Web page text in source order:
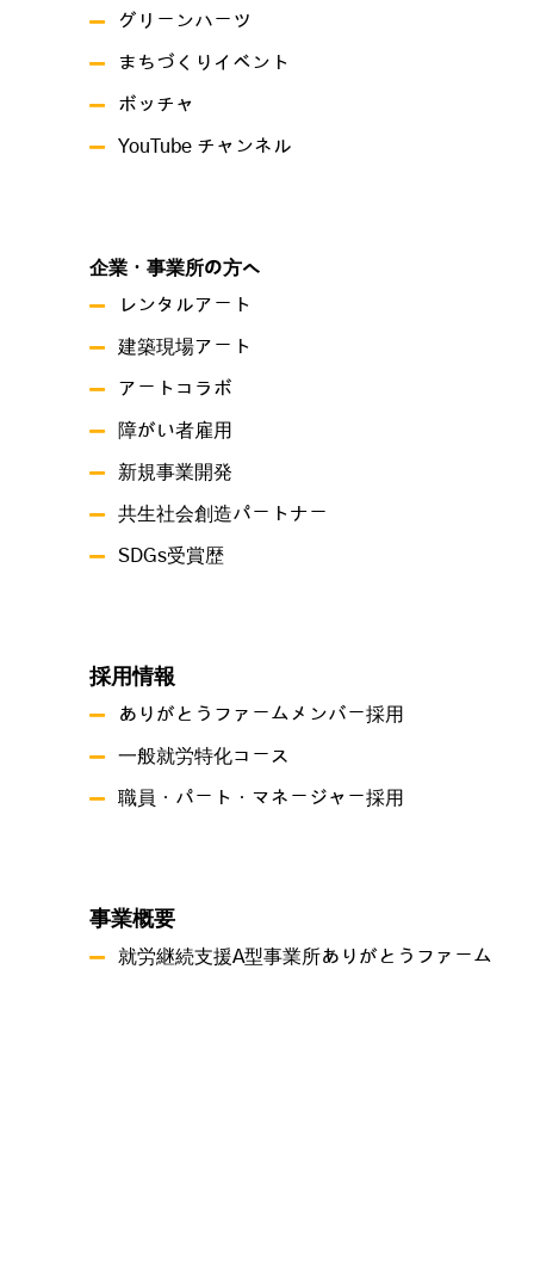
グリーンハーツ
まちづくりイベント
ボッチャ
YouTube チャンネル
企業・事業所の方へ
レンタルアート
建築現場アート
アートコラボ
障がい者雇用
新規事業開発
共生社会創造パートナー
SDGs受賞歴
採用情報
ありがとうファームメンバー採用
一般就労特化コース
職員・パート・マネージャー採用
事業概要
就労継続支援A型事業所ありがとうファーム